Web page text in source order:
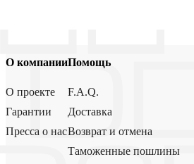
О компании
О проекте
Гарантии
Пресса о нас
Помощь
F.A.Q.
Доставка
Возврат и отмена
Таможенные пошлины